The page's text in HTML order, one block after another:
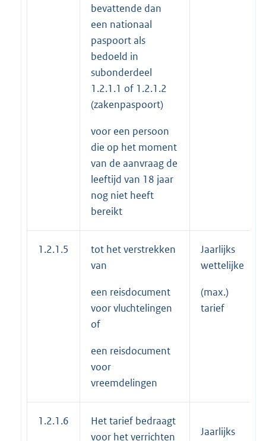
bevattende dan
een nationaal
paspoort als
bedoeld in
subonderdeel
1.2.1.1 of 1.2.1.2
(zakenpaspoort)
voor een persoon
die op het moment
van de aanvraag de
leeftijd van 18 jaar
nog niet heeft
bereikt
1.2.1.5
tot het verstrekken
van
een reisdocument
voor vluchtelingen
of
een reisdocument
voor
vreemdelingen
Jaarlijks
wettelijke
(max.)
tarief
1.2.1.6
Het tarief bedraagt
voor het verrichten
Jaarlijks